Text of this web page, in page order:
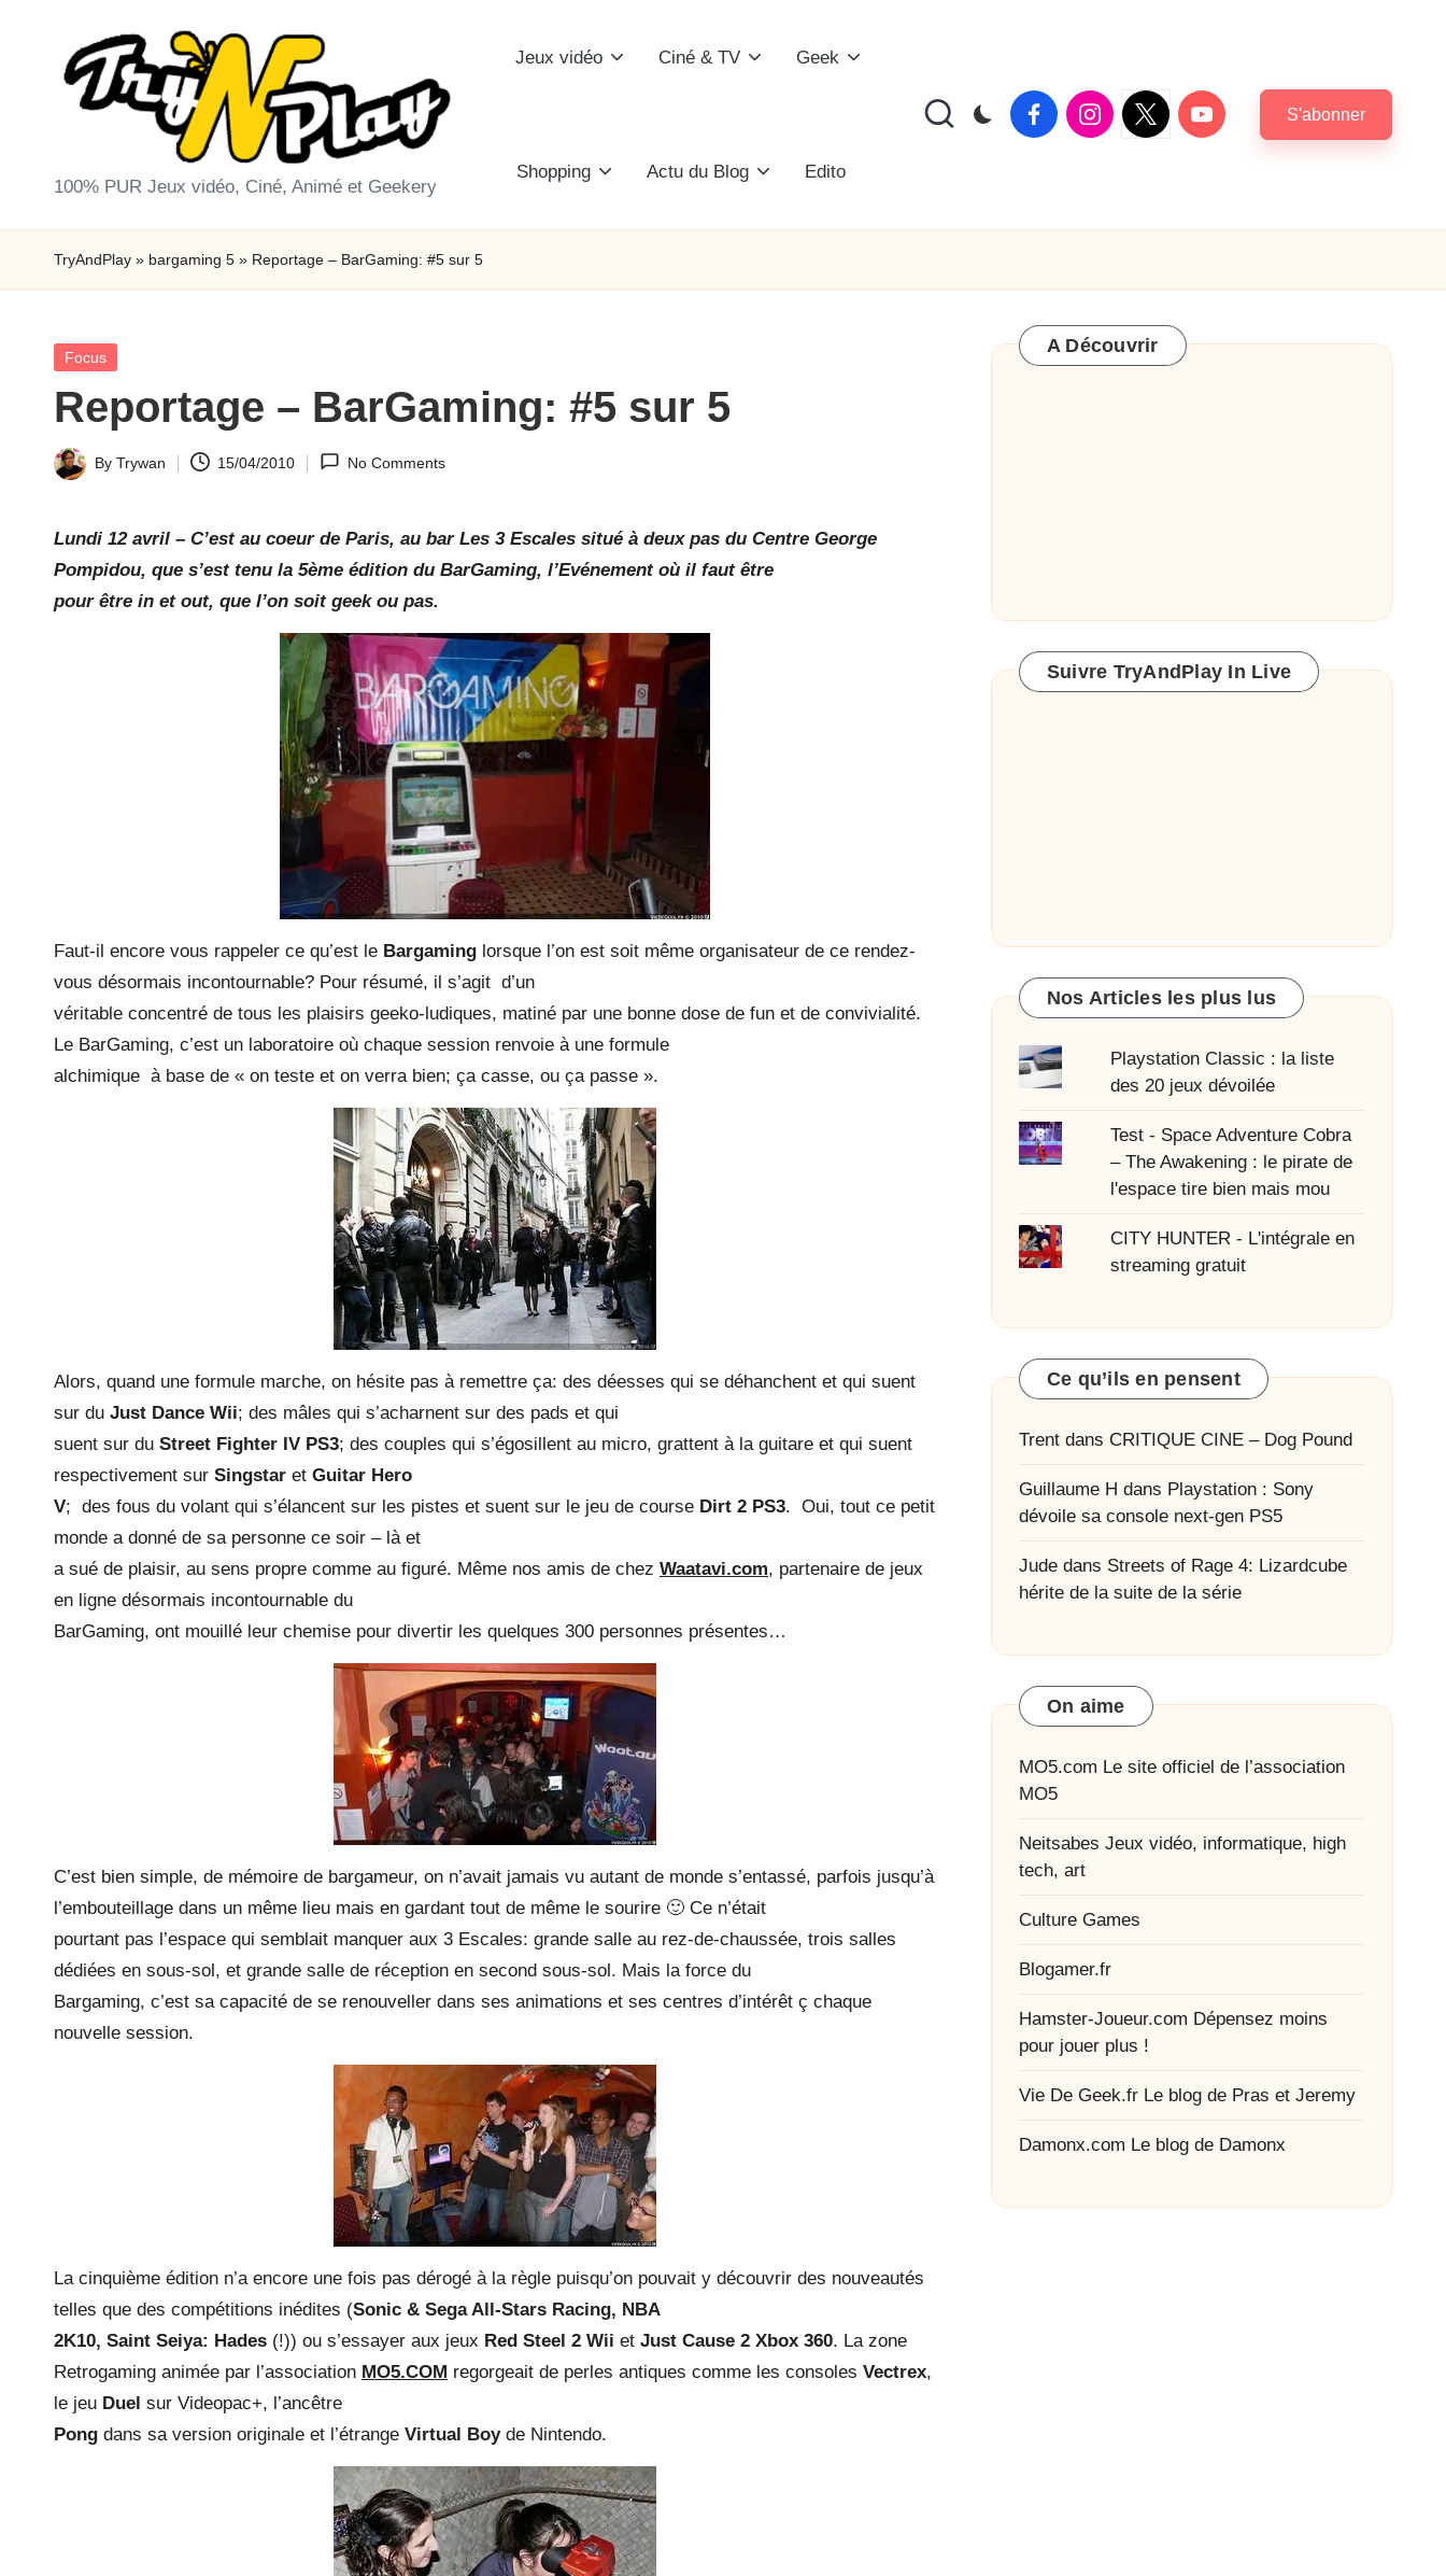
T
r
y
A
n
d
P
la
y.
c
100% PUR Jeux vidéo, Ciné, Animé et Geekery
Jeux vidéo Ciné & TV Geek
Shopping Actu du Blog Edito
FacebookInstagram
X
Youtube S'abonner
TryAndPlay » bargaming 5 » Reportage – BarGaming: #5 sur 5
Posted
Focus
Reportage – BarGaming: #5 sur 5
Posted
By Trywan 15/04/2010 No Comments
Lundi 12 avril – C’est au coeur de Paris, au bar Les 3 Escales situé à deux pas du Centre George
Pompidou, que s’est tenu la 5ème édition du BarGaming, l’Evénement où il faut être
pour être in et out, que l’on soit geek ou pas.
Faut-il encore vous rappeler ce qu’est le Bargaming lorsque l’on est soit même organisateur de ce rendez-
vous désormais incontournable? Pour résumé, il s’agit d’un
véritable concentré de tous les plaisirs geeko-ludiques, matiné par une bonne dose de fun et de convivialité.
Le BarGaming, c’est un laboratoire où chaque session renvoie à une formule
alchimique à base de « on teste et on verra bien; ça casse, ou ça passe ».
Alors, quand une formule marche, on hésite pas à remettre ça: des déesses qui se déhanchent et qui suent
sur du Just Dance Wii; des mâles qui s’acharnent sur des pads et qui
suent sur du Street Fighter IV PS3; des couples qui s’égosillent au micro, grattent à la guitare et qui suent
respectivement sur Singstar et Guitar Hero
V; des fous du volant qui s’élancent sur les pistes et suent sur le jeu de course Dirt 2 PS3. Oui, tout ce petit
monde a donné de sa personne ce soir – là et
a sué de plaisir, au sens propre comme au figuré. Même nos amis de chez Waatavi.com, partenaire de jeux
en ligne désormais incontournable du
BarGaming, ont mouillé leur chemise pour divertir les quelques 300 personnes présentes…
C’est bien simple, de mémoire de bargameur, on n’avait jamais vu autant de monde s’entassé, parfois jusqu’à
l’embouteillage dans un même lieu mais en gardant tout de même le sourire 🙂 Ce n’était
pourtant pas l’espace qui semblait manquer aux 3 Escales: grande salle au rez-de-chaussée, trois salles
dédiées en sous-sol, et grande salle de réception en second sous-sol. Mais la force du
Bargaming, c’est sa capacité de se renouveller dans ses animations et ses centres d’intérêt ç chaque
nouvelle session.
La cinquième édition n’a encore une fois pas dérogé à la règle puisqu’on pouvait y découvrir des nouveautés
telles que des compétitions inédites (Sonic & Sega All-Stars Racing, NBA
2K10, Saint Seiya: Hades (!)) ou s’essayer aux jeux Red Steel 2 Wii et Just Cause 2 Xbox 360. La zone
Retrogaming animée par l’association MO5.COM regorgeait de perles antiques comme les consoles Vectrex,
le jeu Duel sur Videopac+, l’ancêtre
Pong dans sa version originale et l’étrange Virtual Boyde Nintendo.
A Découvrir
Suivre TryAndPlay In Live
Nos Articles les plus lus
Playstation Classic : la liste
des 20 jeux dévoilée
Test - Space Adventure Cobra
– The Awakening : le pirate de
l'espace tire bien mais mou
CITY HUNTER - L'intégrale en
streaming gratuit
Ce qu’ils en pensent
Trentdans CRITIQUE CINE – Dog Pound
Guillaume H dans Playstation : Sony
dévoile sa console next-gen PS5
Judedans Streets of Rage 4: Lizardcube
hérite de la suite de la série
On aime
MO5.com Le site officiel de l’association
MO5
Neitsabes Jeux vidéo, informatique, high
tech, art
Culture Games
Blogamer.fr
Hamster-Joueur.com Dépensez moins
pour jouer plus !
Vie De Geek.frLe blog de Pras et Jeremy
Damonx.com Le blog de Damonx